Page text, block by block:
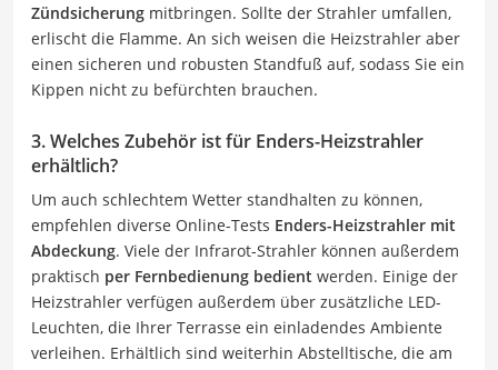
Zündsicherung mitbringen. Sollte der Strahler umfallen,
erlischt die Flamme. An sich weisen die Heizstrahler aber
einen sicheren und robusten Standfuß auf, sodass Sie ein
Kippen nicht zu befürchten brauchen.
3. Welches Zubehör ist für Enders-Heizstrahler
erhältlich?
Um auch schlechtem Wetter standhalten zu können,
empfehlen diverse Online-Tests Enders-Heizstrahler mit
Abdeckung. Viele der Infrarot-Strahler können außerdem
praktisch per Fernbedienung bedient werden. Einige der
Heizstrahler verfügen außerdem über zusätzliche LED-
Leuchten, die Ihrer Terrasse ein einladendes Ambiente
verleihen. Erhältlich sind weiterhin Abstelltische, die am